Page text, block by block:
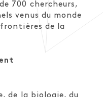
700 chercheurs,
venus du monde
de la
de la biologie, du